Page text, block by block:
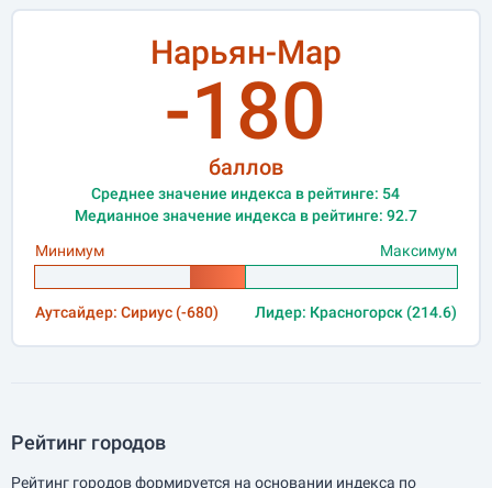
Нарьян-Мар
-180
баллов
Среднее значение индекса в рейтинге: 54
Медианное значение индекса в рейтинге: 92.7
Минимум
Максимум
Аутсайдер: Сириус (-680) Лидер: Красногорск (214.6)
Рейтинг городов
Рейтинг городов формируется на основании индекса по